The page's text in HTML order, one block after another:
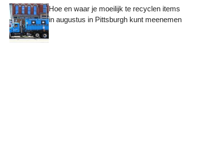
Hoe en waar je moeilijk te recyclen items
in augustus in Pittsburgh kunt meenemen